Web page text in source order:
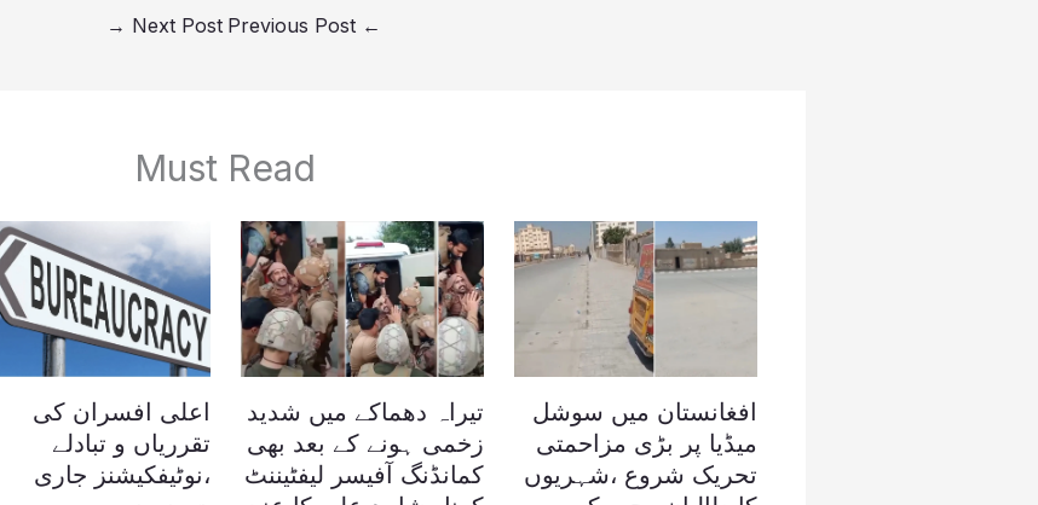
←
Next Post
→
Must Read
افغانستان میں سوشل
میڈیا پر بڑی مزاحمتی
تحریک شروع ،شہریوں
تیراہ دھماکے میں شدید
زخمی ہونے کے بعد بھی
کمانڈنگ آفیسر لیفٹیننٹ
اعلی افسران کی
تقرریاں و تبادلے
،نوٹیفکیشنز جاری